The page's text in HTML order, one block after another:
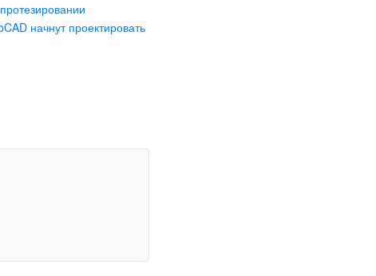
начнут проектировать